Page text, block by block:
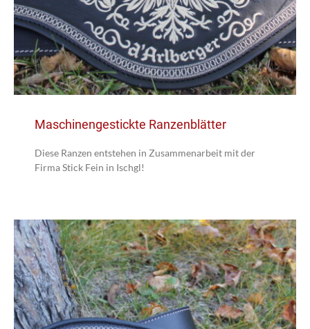
Maschinengestickte Ranzenblätter
Diese Ranzen entstehen in Zusammenarbeit mit der
Firma Stick Fein in Ischgl!